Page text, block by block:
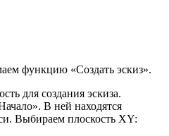
функцию «Создать эскиз».
для создания эскиза.
В ней находятся
Выбираем плоскость XY: